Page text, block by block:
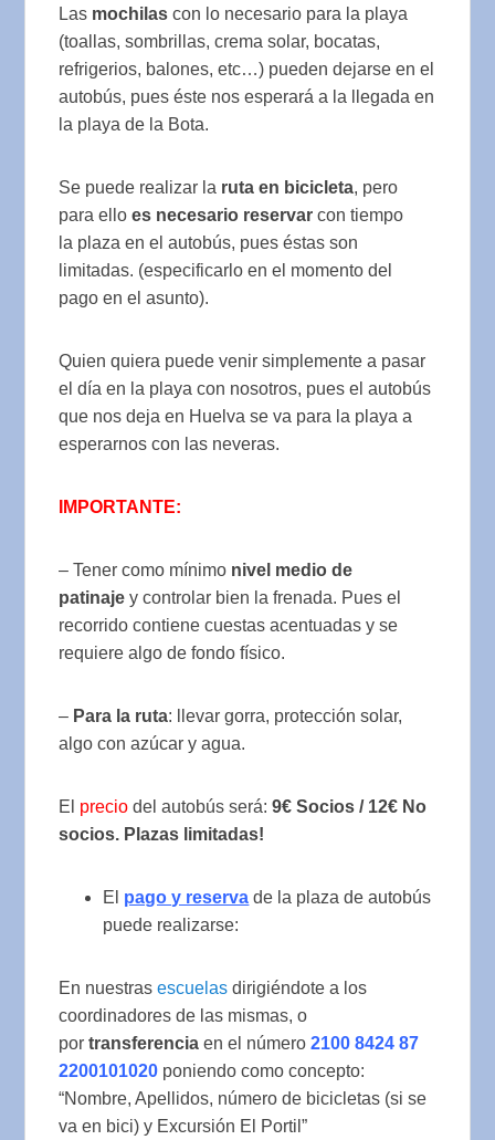
Las mochilas con lo necesario para la playa
(toallas, sombrillas, crema solar, bocatas,
refrigerios, balones, etc…) pueden dejarse en el
autobús, pues éste nos esperará a la llegada en
la playa de la Bota.
Se puede realizar la ruta en bicicleta, pero
para elloes necesario reservar con tiempo
la plaza en el autobús, pues éstas son
limitadas. (especificarlo en el momento del
pago en el asunto).
Quien quiera puede venir simplemente a pasar
el día en la playa con nosotros, pues el autobús
que nos deja en Huelva se va para la playa a
esperarnos con las neveras.
IMPORTANTE:
– Tener como mínimo nivel medio de
patinaje y controlar bien la frenada. Pues el
recorrido contiene cuestas acentuadas y se
requiere algo de fondo físico.
– Para la ruta: llevar gorra, protección solar,
algo con azúcar y agua.
El precio del autobús será:9€ Socios / 12€ No
socios. Plazas limitadas!
El pago y reserva de la plaza de autobús
puede realizarse:
En nuestrasescuelas dirigiéndote a los
coordinadores de las mismas, o
portransferencia en el número 2100 8424 87
2200101020 poniendo como concepto:
“Nombre, Apellidos, número de bicicletas (si se
va en bici) y Excursión El Portil”